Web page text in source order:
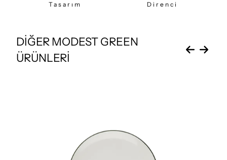
Tasarım
Direnci
DİĞER MODEST GREEN
ÜRÜNLERİ